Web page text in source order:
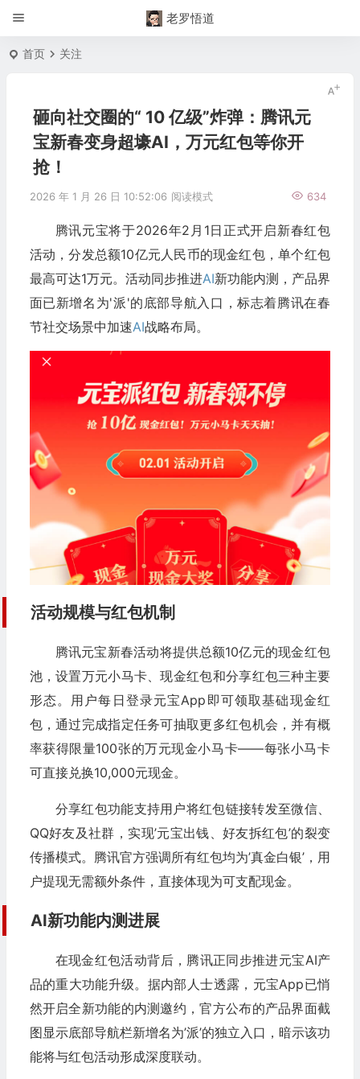
老罗悟道
首页 关注
砸向社交圈的“ 10 亿级”炸弹：腾讯元
宝新春变身超壕AI，万元红包等你开
抢！
2026 年 1 月 26 日 10:52:06 634
阅读模式
腾讯元宝将于2026年2月1日正式开启新春红包
活动，分发总额10亿元人民币的现金红包，单个红包
最高可达1万元。活动同步推进AI新功能内测，产品界
面已新增名为'派'的底部导航入口，标志着腾讯在春
节社交场景中加速AI战略布局。
活动规模与红包机制
腾讯元宝新春活动将提供总额10亿元的现金红包
池，设置万元小马卡、现金红包和分享红包三种主要
形态。用户每日登录元宝App即可领取基础现金红
包，通过完成指定任务可抽取更多红包机会，并有概
率获得限量100张的万元现金小马卡——每张小马卡
可直接兑换10,000元现金。
分享红包功能支持用户将红包链接转发至微信、
QQ好友及社群，实现’元宝出钱、好友拆红包’的裂变
传播模式。腾讯官方强调所有红包均为’真金白银’，用
户提现无需额外条件，直接体现为可支配现金。
AI新功能内测进展
在现金红包活动背后，腾讯正同步推进元宝AI产
品的重大功能升级。据内部人士透露，元宝App已悄
然开启全新功能的内测邀约，官方公布的产品界面截
图显示底部导航栏新增名为’派’的独立入口，暗示该功
能将与红包活动形成深度联动。